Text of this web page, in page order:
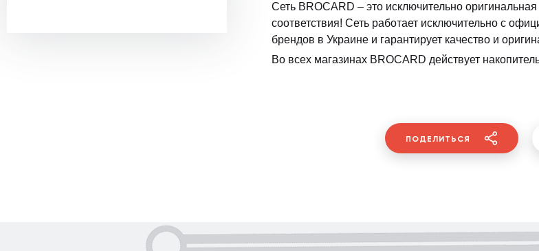
Сеть BROCARD – это исключительно
соответствия! Сеть работает исключительно с
брендов в Украине и гарантирует качество и
Во всех магазинах BROCARD действует
ПОДЕЛИТЬСЯ